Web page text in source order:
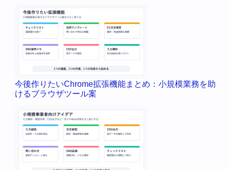
今後作りたいChrome拡張機能まとめ：小規模業務を助
けるブラウザツール案